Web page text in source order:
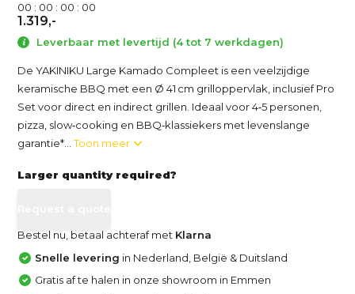
00 : 00 : 00 : 00
1.319,-
Leverbaar met levertijd (4 tot 7 werkdagen)
De YAKINIKU Large Kamado Compleet is een veelzijdige
keramische BBQ met een Ø 41 cm grilloppervlak, inclusief Pro
Set voor direct en indirect grillen. Ideaal voor 4‑5 personen,
pizza, slow‑cooking en BBQ‑klassiekers met levenslange
garantie*...Toon meer
Larger quantity required?
Bestel nu, betaal achteraf met Klarna
Snelle levering in Nederland, België & Duitsland
Gratis af te halen in onze showroom in Emmen